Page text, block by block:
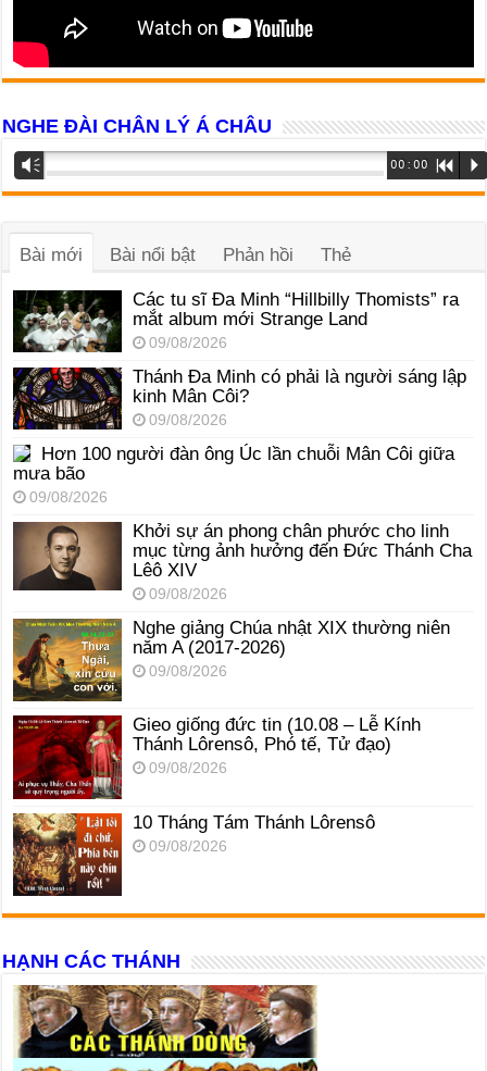
NGHE ĐÀI CHÂN LÝ Á CHÂU
Trình
phát
Vm 00:00 R P
Bài mới Bài nổi bật Phản hồi Thẻ
Các tu sĩ Đa Minh “Hillbilly Thomists” ra
mắt album mới Strange Land
09/08/2026
Thánh Đa Minh có phải là người sáng lập
kinh Mân Côi?
09/08/2026
Hơn 100 người đàn ông Úc lần chuỗi Mân Côi giữa
mưa bão
09/08/2026
Khởi sự án phong chân phước cho linh
mục từng ảnh hưởng đến Đức Thánh Cha
Lêô XIV
09/08/2026
Nghe giảng Chúa nhật XIX thường niên
năm A (2017-2026)
09/08/2026
Gieo giống đức tin (10.08 – Lễ Kính
Thánh Lôrensô, Phó tế, Tử đạo)
09/08/2026
10 Tháng Tám Thánh Lôrensô
09/08/2026
HẠNH CÁC THÁNH